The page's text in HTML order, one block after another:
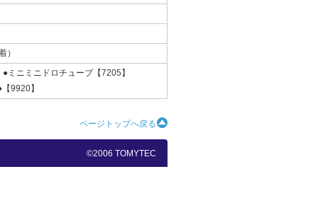
）
ミニミニドロチューブ【7205】
9920】
ページトップへ戻る
©2006 TOMYTEC